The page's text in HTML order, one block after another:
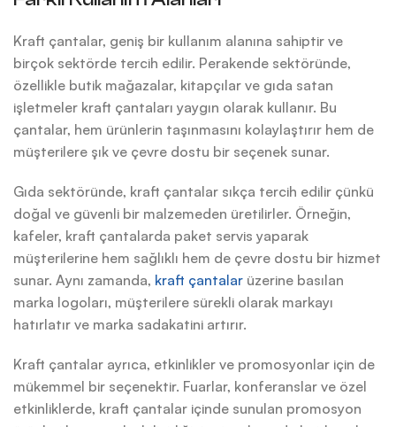
Kraft çantalar, geniş bir kullanım alanına sahiptir ve
birçok sektörde tercih edilir. Perakende sektöründe,
özellikle butik mağazalar, kitapçılar ve gıda satan
işletmeler kraft çantaları yaygın olarak kullanır. Bu
çantalar, hem ürünlerin taşınmasını kolaylaştırır hem de
müşterilere şık ve çevre dostu bir seçenek sunar.
Gıda sektöründe, kraft çantalar sıkça tercih edilir çünkü
doğal ve güvenli bir malzemeden üretilirler. Örneğin,
kafeler, kraft çantalarda paket servis yaparak
müşterilerine hem sağlıklı hem de çevre dostu bir hizmet
sunar. Aynı zamanda, kraft çantalar üzerine basılan
marka logoları, müşterilere sürekli olarak markayı
hatırlatır ve marka sadakatini artırır.
Kraft çantalar ayrıca, etkinlikler ve promosyonlar için de
mükemmel bir seçenektir. Fuarlar, konferanslar ve özel
etkinliklerde, kraft çantalar içinde sunulan promosyon